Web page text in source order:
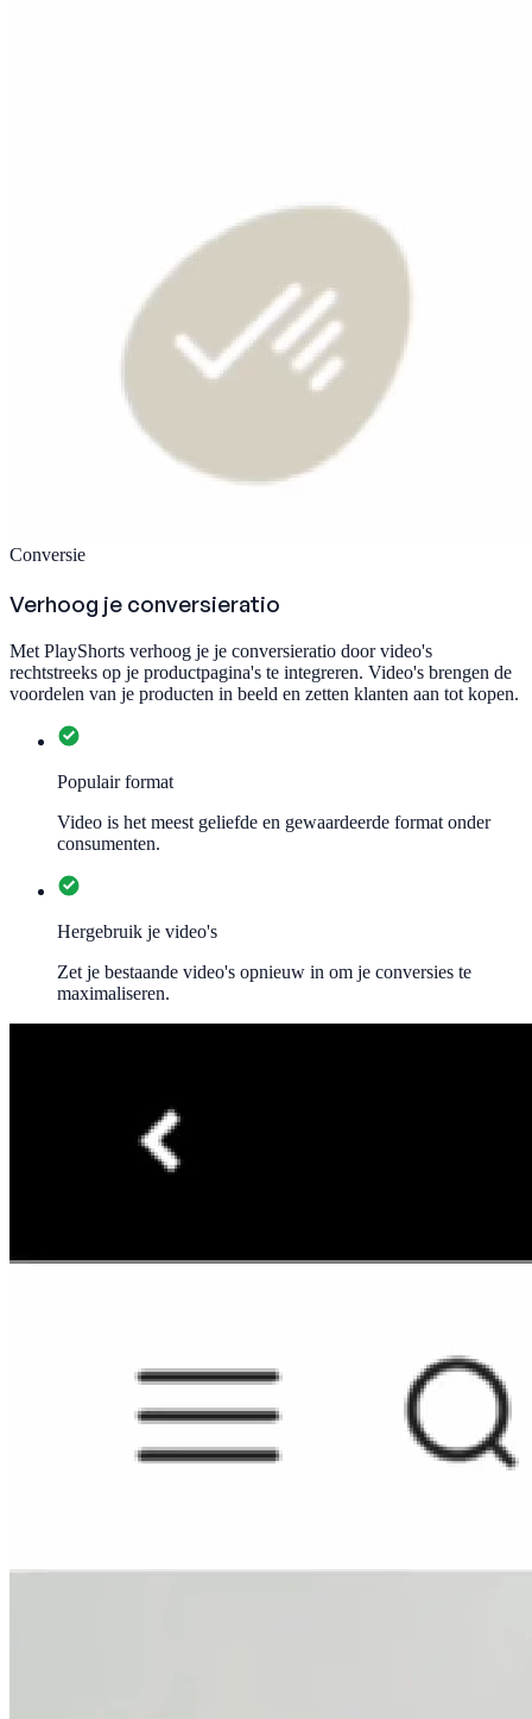
Conversie
Verhoog je conversieratio
Met PlayShorts verhoog je je conversieratio door video's
rechtstreeks op je productpagina's te integreren. Video's brengen de
voordelen van je producten in beeld en zetten klanten aan tot kopen.
Populair format
Video is het meest geliefde en gewaardeerde format onder
consumenten.
Hergebruik je video's
Zet je bestaande video's opnieuw in om je conversies te
maximaliseren.